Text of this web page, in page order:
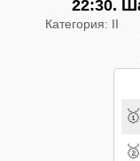
22:30.
Категория: II
🥇
🥈